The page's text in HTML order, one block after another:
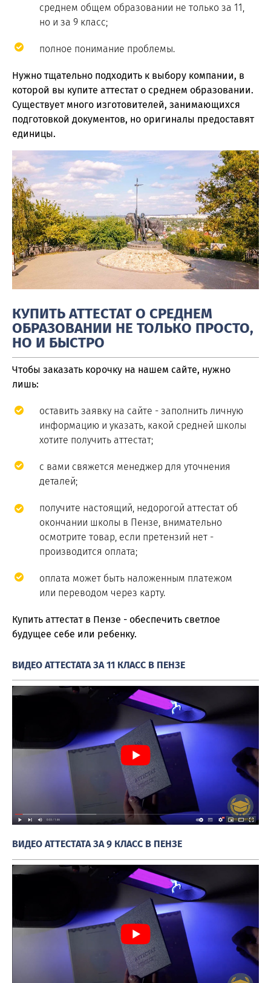
среднем общем образовании не только за 11,
но и за 9 класс;
полное понимание проблемы.
Нужно тщательно подходить к выбору компании, в
которой вы купите аттестат о среднем образовании.
Существует много изготовителей, занимающихся
подготовкой документов, но оригиналы предоставят
единицы.
КУПИТЬ АТТЕСТАТ О СРЕДНЕМ
ОБРАЗОВАНИИ НЕ ТОЛЬКО ПРОСТО,
НО И БЫСТРО
Чтобы заказать корочку на нашем сайте, нужно
лишь:
оставить заявку на сайте - заполнить личную
информацию и указать, какой средней школы
хотите получить аттестат;
с вами свяжется менеджер для уточнения
деталей;
получите настоящий, недорогой аттестат об
окончании школы в Пензе, внимательно
осмотрите товар, если претензий нет -
производится оплата;
оплата может быть наложенным платежом
или переводом через карту.
Купить аттестат в Пензе - обеспечить светлое
будущее себе или ребенку.
ВИДЕО АТТЕСТАТА ЗА 11 КЛАСС В ПЕНЗЕ
ВИДЕО АТТЕСТАТА ЗА 9 КЛАСС В ПЕНЗЕ